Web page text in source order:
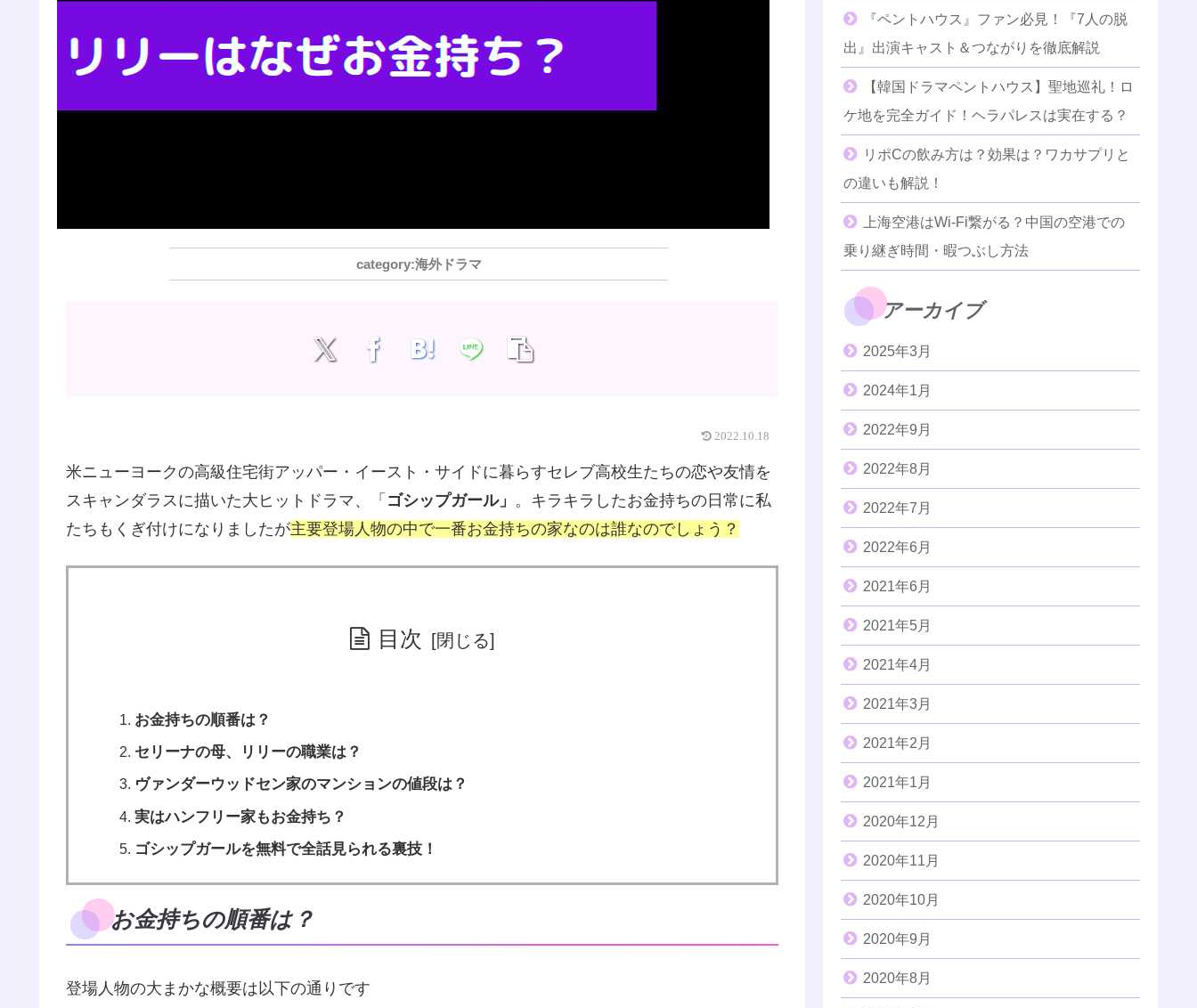
海外ドラマ
2022.10.18
米ニューヨークの高級住宅街アッパー・イースト・サイドに暮らすセレブ高校生たちの恋や友情を
スキャンダラスに描いた大ヒットドラマ、「 ゴシップガール」 。キラキラしたお金持ちの日常に私
たちもくぎ付けになりましたが主要登場人物の中で一番お金持ちの家なのは誰なのでしょう？
目次
お金持ちの順番は？
セリーナの母、リリーの職業は？
ヴァンダーウッドセン家のマンションの値段は？
実はハンフリー家もお金持ち？
ゴシップガールを無料で全話見られる裏技！
お金持ちの順番は？
登場人物の大まかな概要は以下の通りです
『ペントハウス』ファン必見！『7人の脱
出』出演キャスト＆つながりを徹底解説
【韓国ドラマペントハウス】聖地巡礼！ロ
ケ地を完全ガイド！ヘラパレスは実在する？
リポCの飲み方は？効果は？ワカサプリと
の違いも解説！
上海空港はWi-Fi繋がる？中国の空港での
乗り継ぎ時間・暇つぶし方法
アーカイブ
2025年3月
2024年1月
2022年9月
2022年8月
2022年7月
2022年6月
2021年6月
2021年5月
2021年4月
2021年3月
2021年2月
2021年1月
2020年12月
2020年11月
2020年10月
2020年9月
2020年8月